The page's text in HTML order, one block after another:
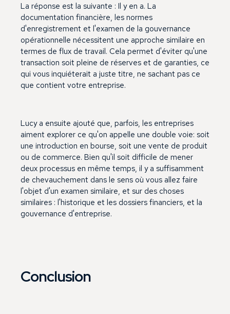
La réponse est la suivante : Il y en a. La
documentation financière, les normes
d'enregistrement et l'examen de la gouvernance
opérationnelle nécessitent une approche similaire en
termes de flux de travail. Cela permet d'éviter qu'une
transaction soit pleine de réserves et de garanties, ce
qui vous inquiéterait a juste titre, ne sachant pas ce
que contient votre entreprise.
Lucy a ensuite ajouté que, parfois, les entreprises
aiment explorer ce qu'on appelle une double voie: soit
une introduction en bourse, soit une vente de produit
ou de commerce. Bien qu'il soit difficile de mener
deux processus en même temps, il y a suffisamment
de chevauchement dans le sens où vous allez faire
l'objet d'un examen similaire, et sur des choses
similaires : l'historique et les dossiers financiers, et la
gouvernance d'entreprise.
Conclusion